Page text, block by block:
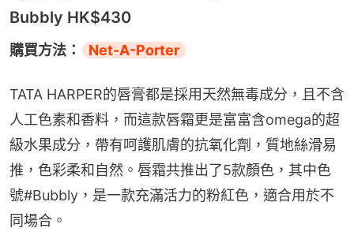
Bubbly HK$430
購買方法： Net-A-Porter
TATA HARPER的唇膏都是採用天然無毒成分，且不含
人工色素和香料，而這款唇霜更是富富含omega的超
級水果成分，帶有呵護肌膚的抗氧化劑，質地絲滑易
推，色彩柔和自然。唇霜共推出了5款顏色，其中色
號#Bubbly，是一款充滿活力的粉紅色，適合用於不
同場合。